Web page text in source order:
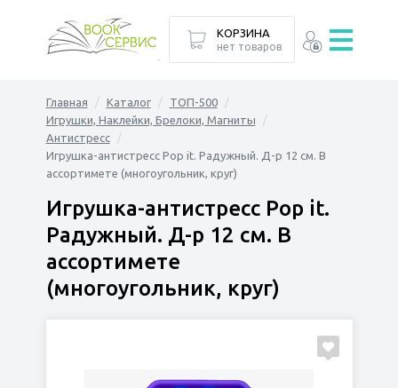
Главная Каталог
ТОП-500
Игрушки, Наклейки, Брелоки, Магниты
Антистресс
Игрушка-антистресс Pop it. Радужный. Д-р 12 см. В
ассортимете (многоугольник, круг)
Игрушка-антистресс Pop it.
Радужный. Д-р 12 см. В
ассортимете
(многоугольник, круг)
КОРЗИНА
нет товаров